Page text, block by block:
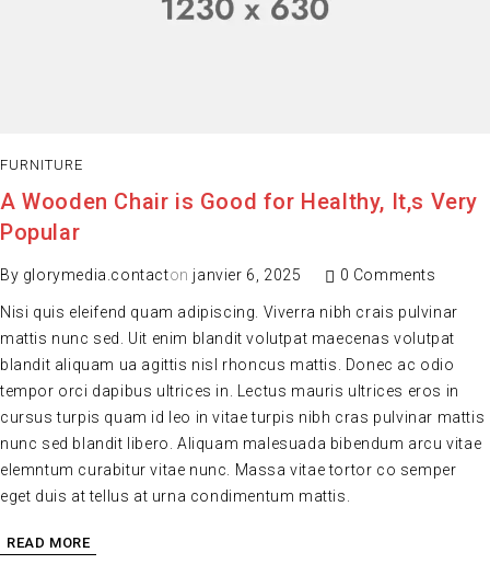
FURNITURE
A Wooden Chair is Good for Healthy, It,s Very
Popular
By glorymedia.contacton janvier 6, 2025 0 Comments
Nisi quis eleifend quam adipiscing. Viverra nibh crais pulvinar
mattis nunc sed. Uit enim blandit volutpat maecenas volutpat
blandit aliquam ua agittis nisl rhoncus mattis. Donec ac odio
tempor orci dapibus ultrices in. Lectus mauris ultrices eros in
cursus turpis quam id leo in vitae turpis nibh cras pulvinar mattis
nunc sed blandit libero. Aliquam malesuada bibendum arcu vitae
elemntum curabitur vitae nunc. Massa vitae tortor co semper
eget duis at tellus at urna condimentum mattis.
READ MORE